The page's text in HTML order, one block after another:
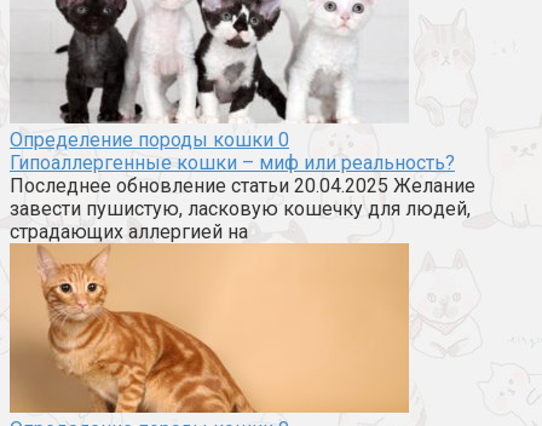
Определение породы кошки 0
Гипоаллергенные кошки – миф или реальность?
Последнее обновление статьи 20.04.2025 Желание
завести пушистую, ласковую кошечку для людей,
страдающих аллергией на